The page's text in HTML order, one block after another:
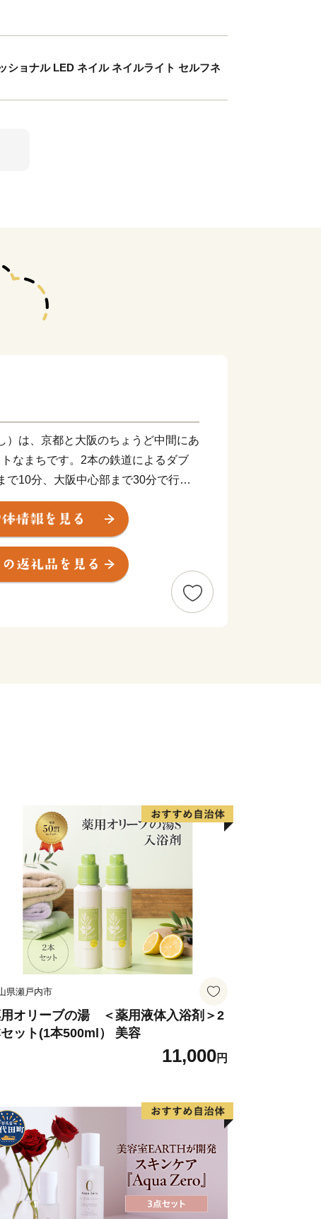
ョナル LED ネイル ネイルライト セルフネ
）は、京都と大阪のちょうど中間にあ
なまちです。2本の鉄道によるダブ
で10分、大阪中心部まで30分で行く
買い物にとっても便利！ 多くの子育
ちです。
はじめとする豊かな自然が残り、田園
雰囲気も人気の理由。「長岡京の都」
、また、戦国一の知将「明智光秀」が
勝龍寺城の合戦」で、最期の夜を過ご
京都直送】京都産ザ・プレミアム・
京都直送】金麦 350ml×24本
県瀬戸内市
オリーブの湯 ＜薬用液体入浴剤＞2
ット(1本500ml） 美容
11,000円